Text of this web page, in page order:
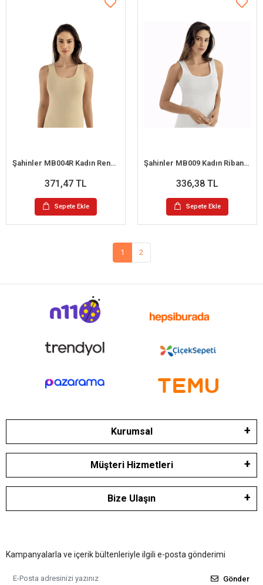
Şahinler MB004R Kadın Renkli Büyük Beden Ribana Atlet No:60 (XXL)
371,47 TL
Sepete Ekle
Şahinler MB009 Kadın Ribana Kroşatalı Büyük Beden Atlet No:60 (XXL)
336,38 TL
Sepete Ekle
1 2
Kurumsal
Müşteri Hizmetleri
Bize Ulaşın
Kampanyalarla ve içerik bültenleriyle ilgili e-posta gönderimi
Gönder